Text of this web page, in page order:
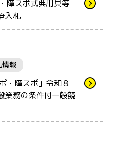
障スポ式典用具等
入札
情報
・障スポ」令和８
業務の条件付一般競